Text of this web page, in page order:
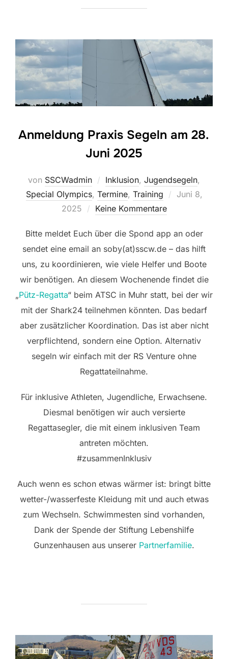
Anmeldung Praxis Segeln am 28.
Juni 2025
von SSCWadmin Inklusion, Jugendsegeln,
Special Olympics, Termine, Training
Veröffentlicht
Juni 8,
2025
Keine Kommentare
Bitte meldet Euch über die Spond app an oder
sendet eine email an soby(at)sscw.de – das hilft
uns, zu koordinieren, wie viele Helfer und Boote
wir benötigen. An diesem Wochenende findet die
„Pütz-Regatta“ beim ATSC in Muhr statt, bei der wir
mit der Shark24 teilnehmen könnten. Das bedarf
aber zusätzlicher Koordination. Das ist aber nicht
verpflichtend, sondern eine Option. Alternativ
segeln wir einfach mit der RS Venture ohne
Regattateilnahme.
Für inklusive Athleten, Jugendliche, Erwachsene.
Diesmal benötigen wir auch versierte
Regattasegler, die mit einem inklusiven Team
antreten möchten.
#zusammenInklusiv
Auch wenn es schon etwas wärmer ist: bringt bitte
wetter-/wasserfeste Kleidung mit und auch etwas
zum Wechseln. Schwimmesten sind vorhanden,
Dank der Spende der Stiftung Lebenshilfe
Gunzenhausen aus unserer Partnerfamilie.